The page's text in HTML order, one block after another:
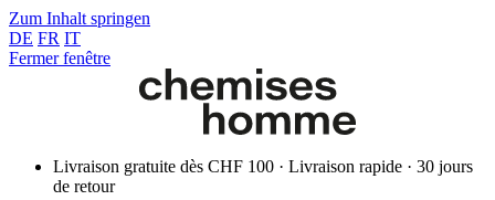
Zum Inhalt springen
DE FR IT
Fermer fenêtre
Livraison gratuite dès CHF 100 · Livraison rapide · 30 jours
de retour